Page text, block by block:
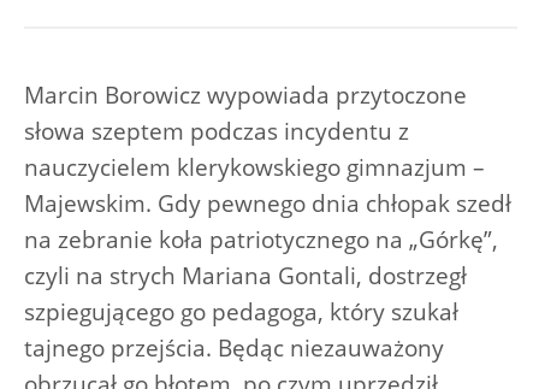
Marcin Borowicz wypowiada przytoczone
słowa szeptem podczas incydentu z
nauczycielem klerykowskiego gimnazjum –
Majewskim. Gdy pewnego dnia chłopak szedł
na zebranie koła patriotycznego na „Górkę”,
czyli na strych Mariana Gontali, dostrzegł
szpiegującego go pedagoga, który szukał
tajnego przejścia. Będąc niezauważony